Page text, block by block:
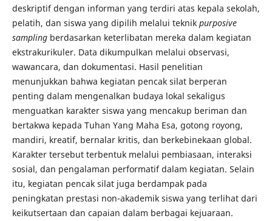
deskriptif dengan informan yang terdiri atas kepala sekolah,
pelatih, dan siswa yang dipilih melalui teknik purposive
samplingberdasarkan keterlibatan mereka dalam kegiatan
ekstrakurikuler. Data dikumpulkan melalui observasi,
wawancara, dan dokumentasi. Hasil penelitian
menunjukkan bahwa kegiatan pencak silat berperan
penting dalam mengenalkan budaya lokal sekaligus
menguatkan karakter siswa yang mencakup beriman dan
bertakwa kepada Tuhan Yang Maha Esa, gotong royong,
mandiri, kreatif, bernalar kritis, dan berkebinekaan global.
Karakter tersebut terbentuk melalui pembiasaan, interaksi
sosial, dan pengalaman performatif dalam kegiatan. Selain
itu, kegiatan pencak silat juga berdampak pada
peningkatan prestasi non-akademik siswa yang terlihat dari
keikutsertaan dan capaian dalam berbagai kejuaraan.